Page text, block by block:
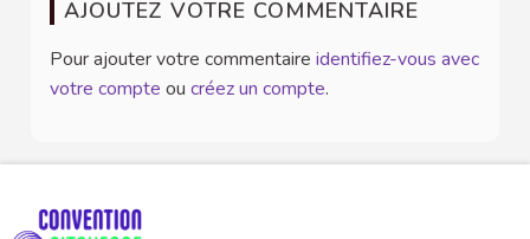
AJOUTEZ VOTRE COMMENTAIRE
Pour ajouter votre commentaire identifiez-vous avec
votre compte ou créez un compte.